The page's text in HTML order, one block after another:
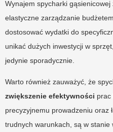
Wynajem spycharki
elastyczne zarządzanie
dostosować wydatki do
unikać dużych inwestycji w
jedynie sporadycznie.
Warto również zauważyć, że
zwiększenie efektywności prac
precyzyjnemu prowadzeniu oraz
trudnych warunkach, są w stanie